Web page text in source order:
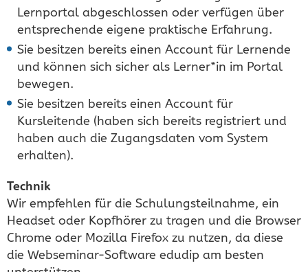
Lernportal abgeschlossen oder verfügen über
entsprechende eigene praktische Erfahrung.
Sie besitzen bereits einen Account für Lernende
und können sich sicher als Lerner*in im Portal
bewegen.
Sie besitzen bereits einen Account für
Kursleitende (haben sich bereits registriert und
haben auch die Zugangsdaten vom System
erhalten).
Technik
Wir empfehlen für die Schulungsteilnahme, ein
Headset oder Kopfhörer zu tragen und die Browser
Chrome oder Mozilla Firefox zu nutzen, da diese
die Webseminar-Software edudip am besten